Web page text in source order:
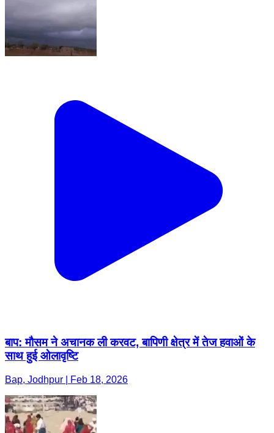
बाप: मौसम ने अचानक ली करवट, बापिणी क्षेत्र में तेज हवाओं के
साथ हुई ओलावृष्टि
Bap, Jodhpur | Feb 18, 2026